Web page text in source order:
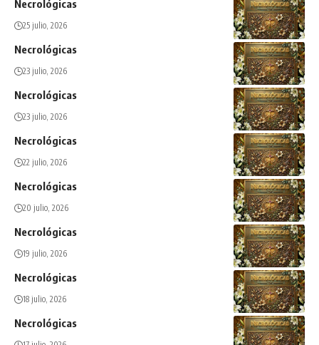
Necrológicas
25 julio, 2026
Necrológicas
23 julio, 2026
Necrológicas
23 julio, 2026
Necrológicas
22 julio, 2026
Necrológicas
20 julio, 2026
Necrológicas
19 julio, 2026
Necrológicas
18 julio, 2026
Necrológicas